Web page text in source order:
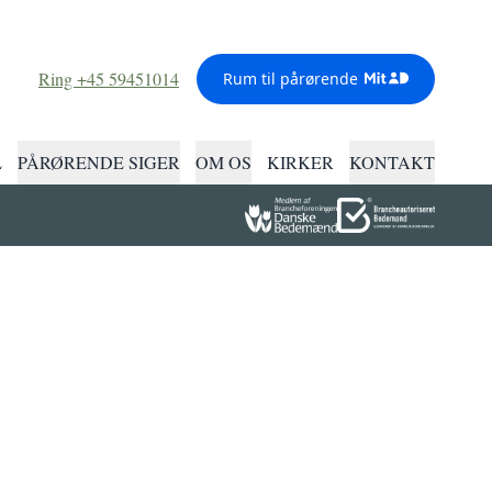
Ring +45 59451014 Rum til pårørende
PÅRØRENDE SIGER OM OS KIRKER KONTAKT